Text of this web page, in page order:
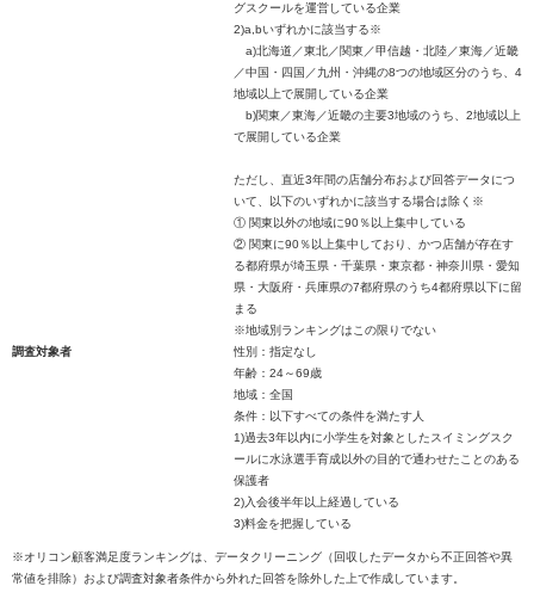
グスクールを運営している企業
2)a,bいずれかに該当する※
a)北海道／東北／関東／甲信越・北陸／東海／近畿
／中国・四国／九州・沖縄の8つの地域区分のうち、4
地域以上で展開している企業
b)関東／東海／近畿の主要3地域のうち、2地域以上
で展開している企業
ただし、直近3年間の店舗分布および回答データにつ
いて、以下のいずれかに該当する場合は除く※
① 関東以外の地域に90％以上集中している
② 関東に90％以上集中しており、かつ店舗が存在す
る都府県が埼玉県・千葉県・東京都・神奈川県・愛知
県・大阪府・兵庫県の7都府県のうち4都府県以下に留
まる
※地域別ランキングはこの限りでない
調査対象者
性別：指定なし
年齢：24～69歳
地域：全国
条件：以下すべての条件を満たす人
1)過去3年以内に小学生を対象としたスイミングスク
ールに水泳選手育成以外の目的で通わせたことのある
保護者
2)入会後半年以上経過している
3)料金を把握している
※オリコン顧客満足度ランキングは、データクリーニング（回収したデータから不正回答や異
常値を排除）および調査対象者条件から外れた回答を除外した上で作成しています。